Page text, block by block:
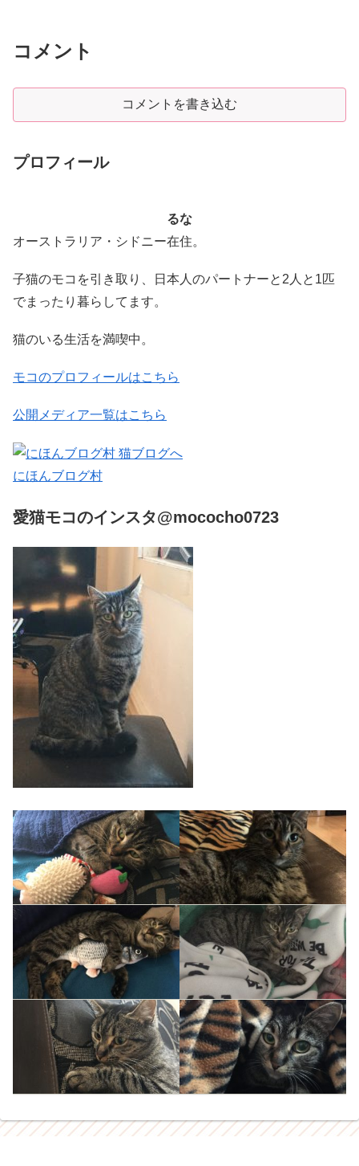
コメント
コメントを書き込む
プロフィール
るな
オーストラリア・シドニー在住。
子猫のモコを引き取り、日本人のパートナーと2人と1匹
でまったり暮らしてます。
猫のいる生活を満喫中。
モコのプロフィールはこちら
公開メディア一覧はこちら
にほんブログ村
愛猫モコのインスタ@mococho0723